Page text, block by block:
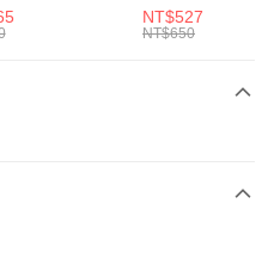
款。
)免運費
男女 短統襪
BA5871010
NT$527
NT$650